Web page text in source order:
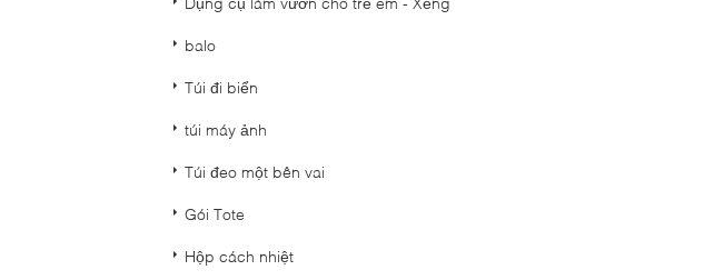
balo
Túi đi biển
túi máy ảnh
Túi đeo một bên vai
Gói Tote
Hộp cách nhiệt